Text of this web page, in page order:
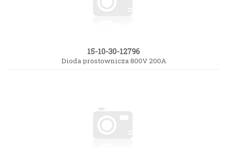
15-10-30-12796
Dioda prostownicza 800V 200A